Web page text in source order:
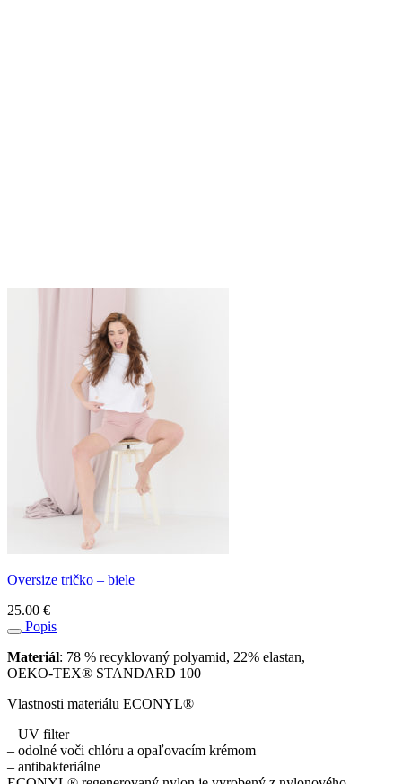
Oversize tričko – biele
25.00 €
Popis
Materiál: 78 % recyklovaný polyamid, 22% elastan,
OEKO-TEX® STANDARD 100
Vlastnosti materiálu ECONYL®
– UV filter
– odolné voči chlóru a opaľovacím krémom
– antibakteriálne